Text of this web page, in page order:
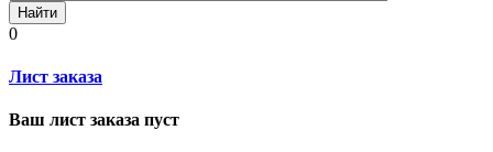
Найти
0
Лист заказа
Ваш лист заказа пуст